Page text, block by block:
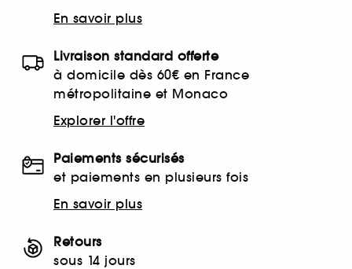
En savoir plus
Livraison standard offerte
à domicile dès 60€ en France
métropolitaine et Monaco
Explorer l'offre
Paiements sécurisés
et paiements en plusieurs fois
En savoir plus
Retours
sous 14 jours